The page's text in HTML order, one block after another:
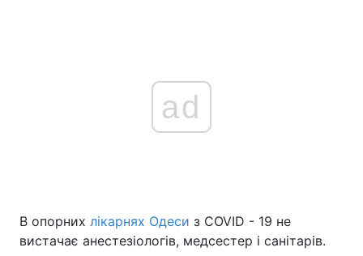
Головна Війна
ad
В опорних лікарнях Одеси з COVID - 19 не
вистачає анестезіологів, медсестер і санітарів.